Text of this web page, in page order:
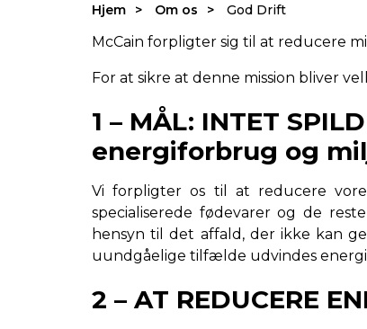
Hjem Om os God Drift
McCain forpligter sig til at reducere
For at sikre at denne mission bliver
1 – MÅL: INTET
energiforbrug og
Vi forpligter os til at reducere
specialiserede fødevarer og de
hensyn til det affald, der ikke kan
uundgåelige tilfælde udvindes
2 – AT REDUCERE